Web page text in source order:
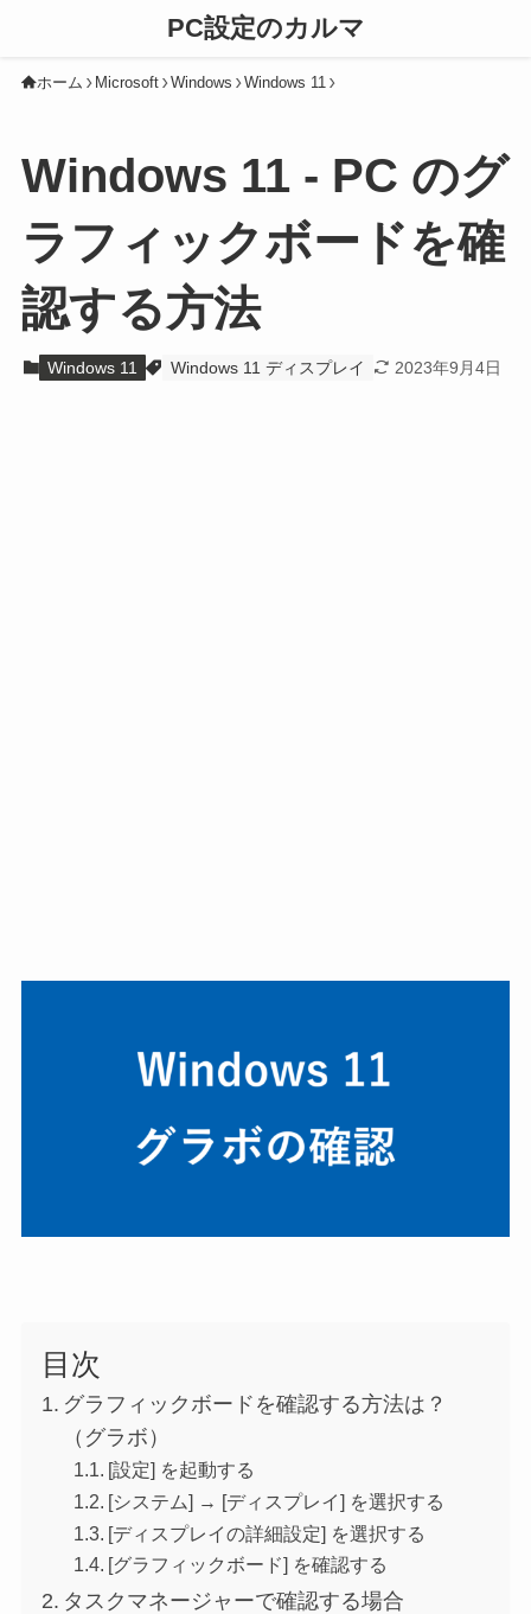
PC設定のカルマ
ホーム Microsoft Windows Windows 11
Windows 11 - PC のグ
ラフィックボードを確
認する方法
Windows 11 Windows 11 ディスプレイ 2023年9月4日
目次
グラフィックボードを確認する方法は？
（グラボ）
[設定] を起動する
[システム] → [ディスプレイ] を選択する
[ディスプレイの詳細設定] を選択する
[グラフィックボード] を確認する
タスクマネージャーで確認する場合